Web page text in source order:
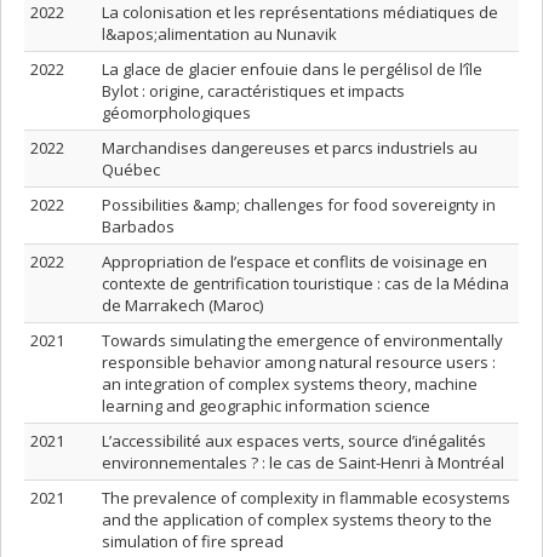
2022
La colonisation et les représentations médiatiques de
l&apos;alimentation au Nunavik
2022
La glace de glacier enfouie dans le pergélisol de l’île
Bylot : origine, caractéristiques et impacts
géomorphologiques
2022
Marchandises dangereuses et parcs industriels au
Québec
2022
Possibilities &amp; challenges for food sovereignty in
Barbados
2022
Appropriation de l’espace et conflits de voisinage en
contexte de gentrification touristique : cas de la Médina
de Marrakech (Maroc)
2021
Towards simulating the emergence of environmentally
responsible behavior among natural resource users :
an integration of complex systems theory, machine
learning and geographic information science
2021
L’accessibilité aux espaces verts, source d’inégalités
environnementales ? : le cas de Saint-Henri à Montréal
2021
The prevalence of complexity in flammable ecosystems
and the application of complex systems theory to the
simulation of fire spread